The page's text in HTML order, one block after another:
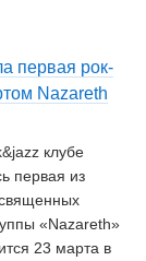
первая рок-
Nazareth
клубе
первая из
«Nazareth»
23 марта в